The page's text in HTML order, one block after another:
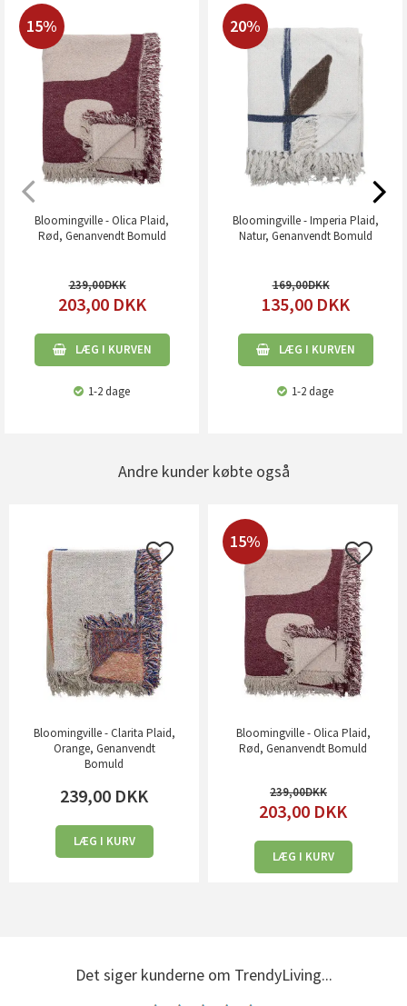
15%
Bloomingville - Olica Plaid,
Rød, Genanvendt Bomuld
239,00
203,00 DKK
LÆG I KURVEN
1-2 dage
20%
Bloomingville - Imperia Plaid,
Natur, Genanvendt Bomuld
169,00
135,00 DKK
LÆG I KURVEN
1-2 dage
Andre kunder købte også
Bloomingville - Clarita Plaid,
Orange, Genanvendt
Bomuld
239,00 DKK
LÆG I KURV
15%
Bloomingville - Olica Plaid,
Rød, Genanvendt Bomuld
239,00
203,00 DKK
LÆG I KURV
Det siger kunderne om TrendyLiving...